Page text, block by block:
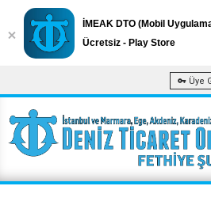
Üye
İMEAK DTO (Mobil
Ücretsiz - Play Store